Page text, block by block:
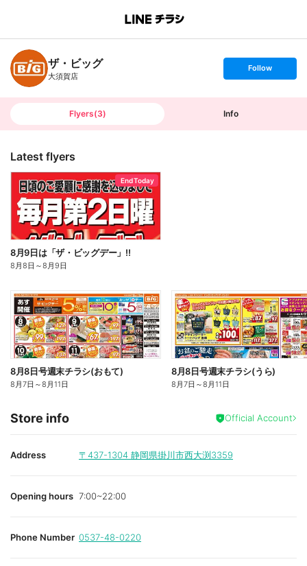
B
n
c
h
T
ザ・ビッグ
大須賀店
s
t
o
Follow
Flyers(3) Info
Latest flyers
End Today
8月9日は「ザ・ビッグデー」!!
8月8日 ～8月9日
8月8日号週末チラシ(おもて)
8月7日 ～8月11日
8月8日号週末チラシ(うら)
8月7日 ～8月11日
Store info Official Account
Address 〒437-1304 静岡県掛川市西大渕3359
Opening hours 7:00~22:00
Phone Number 0537-48-0220